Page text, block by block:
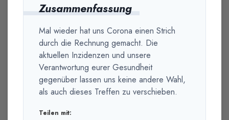
Zusammenfassung
Mal wieder hat uns Corona einen Strich
durch die Rechnung gemacht. Die
aktuellen Inzidenzen und unsere
Verantwortung eurer Gesundheit
gegenüber lassen uns keine andere Wahl,
als auch dieses Treffen zu verschieben.
Teilen mit: